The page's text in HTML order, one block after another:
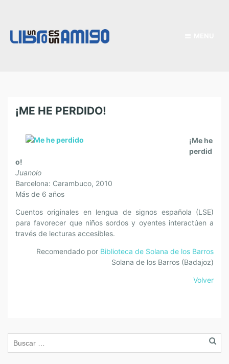
¡ME HE PERDIDO!
¡Me he
perdid
o!
Juanolo
Barcelona: Carambuco, 2010
Más de 6 años
Cuentos originales en lengua de signos española (LSE)
para favorecer que niños sordos y oyentes interactúen a
través de lecturas accesibles.
Recomendado por Biblioteca de Solana de los Barros
Solana de los Barros (Badajoz)
Volver